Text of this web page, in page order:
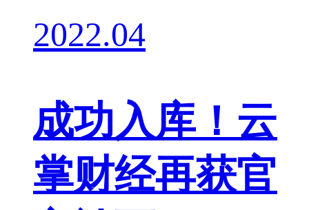
2022.04
成功入库！云
掌财经再获官